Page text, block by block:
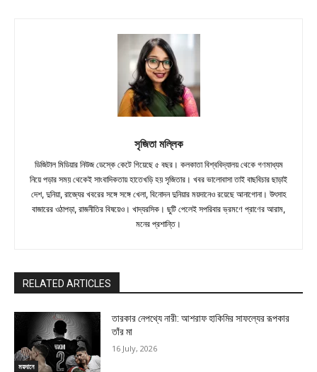
সৃজিতা মল্লিক
ডিজিটাল মিডিয়ার নিউজ ডেস্কে কেটে গিয়েছে ৫ বছর। কলকাতা বিশ্ববিদ্যালয় থেকে গণমাধ্যম
নিয়ে পড়ার সময় থেকেই সাংবাদিকতায় হাতেখড়ি হয় সৃজিতার। খবর ভালোবাসা তাই বাছবিচার ছাড়াই
দেশ, দুনিয়া, রাজ্যের খবরের সঙ্গে সঙ্গে খেলা, বিনোদন দুনিয়ার ময়দানেও রয়েছে আনাগোনা। উৎসাহ
বাজারের ওঠাপড়া, রাজনীতির বিষয়েও। খাদ্যরসিক। ছুটি পেলেই সপরিবার ভ্রমণে প্রাণের আরাম,
মনের প্রশান্তি।
RELATED ARTICLES
ময়দানে
তারকার নেপথ্যে নারী: আশরাফ হাকিমির সাফল্যের রূপকার
তাঁর মা
16 July, 2026